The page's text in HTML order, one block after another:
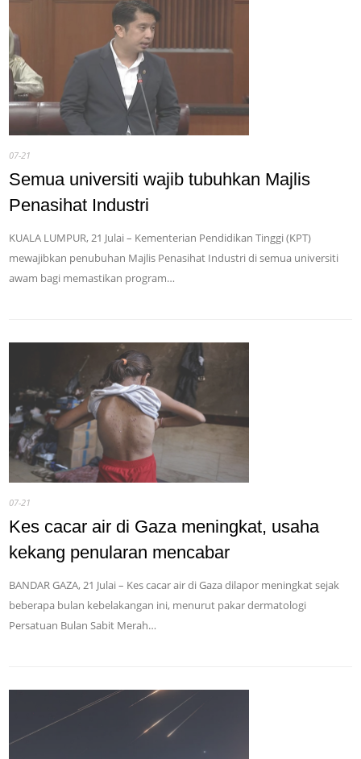
07-21
Semua universiti wajib tubuhkan Majlis
Penasihat Industri
KUALA LUMPUR, 21 Julai – Kementerian Pendidikan Tinggi (KPT)
mewajibkan penubuhan Majlis Penasihat Industri di semua universiti
awam bagi memastikan program…
07-21
Kes cacar air di Gaza meningkat, usaha
kekang penularan mencabar
BANDAR GAZA, 21 Julai – Kes cacar air di Gaza dilapor meningkat sejak
beberapa bulan kebelakangan ini, menurut pakar dermatologi
Persatuan Bulan Sabit Merah…